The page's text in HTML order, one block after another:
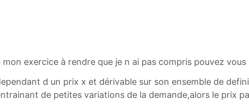
exercice à rendre que je n ai pas compris pouvez vous
d un prix x et dérivable sur son ensemble de
de petites variations de la demande,alors le prix